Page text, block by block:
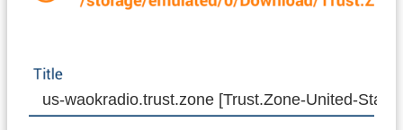
us-waokradio.trust.zone [Trust.Zone-United-